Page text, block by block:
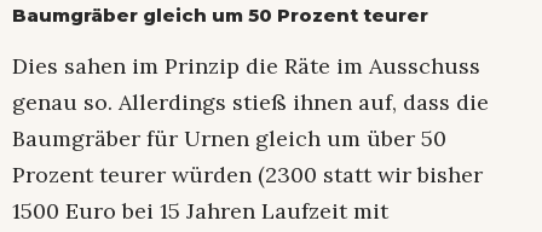
Baumgräber gleich um 50 Prozent teurer
Dies sahen im Prinzip die Räte im Ausschuss
genau so. Allerdings stieß ihnen auf, dass die
Baumgräber für Urnen gleich um über 50
Prozent teurer würden (2300 statt wir bisher
1500 Euro bei 15 Jahren Laufzeit mit